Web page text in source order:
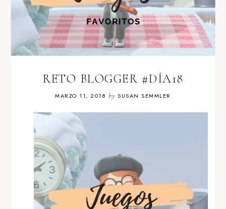
RETO BLOGGER #DÍA18
MARZO 11, 2018 by SUSAN SEMMLER